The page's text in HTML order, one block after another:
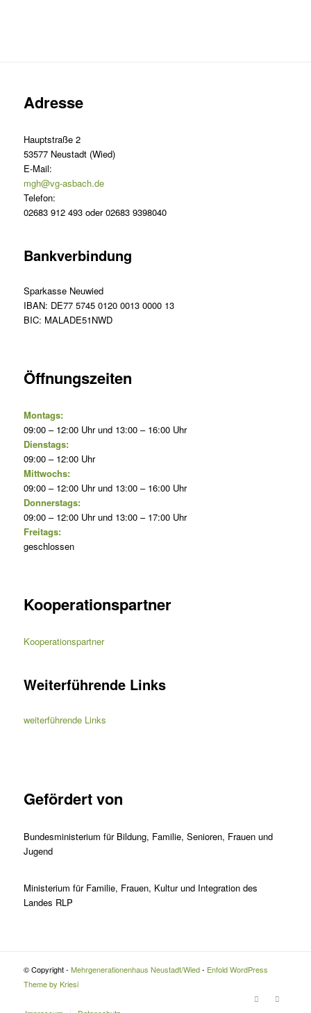
Adresse
Hauptstraße 2
53577 Neustadt (Wied)
E-Mail:
mgh@vg-asbach.de
Telefon:
02683 912 493 oder 02683 9398040
Bankverbindung
Sparkasse Neuwied
IBAN: DE77 5745 0120 0013 0000 13
BIC: MALADE51NWD
Öffnungszeiten
Montags:
09:00 – 12:00 Uhr und 13:00 – 16:00 Uhr
Dienstags:
09:00 – 12:00 Uhr
Mittwochs:
09:00 – 12:00 Uhr und 13:00 – 16:00 Uhr
Donnerstags:
09:00 – 12:00 Uhr und 13:00 – 17:00 Uhr
Freitags:
geschlossen
Kooperationspartner
Kooperationspartner
Weiterführende Links
weiterführende Links
Gefördert von
Bundesministerium für Bildung, Familie, Senioren, Frauen und
Jugend
Ministerium für Familie, Frauen, Kultur und Integration des
Landes RLP
© Copyright - Mehrgenerationenhaus Neustadt/Wied- Enfold WordPress
Theme by Kriesi